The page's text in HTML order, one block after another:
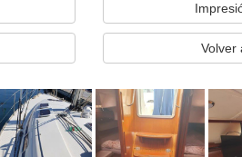
Volver